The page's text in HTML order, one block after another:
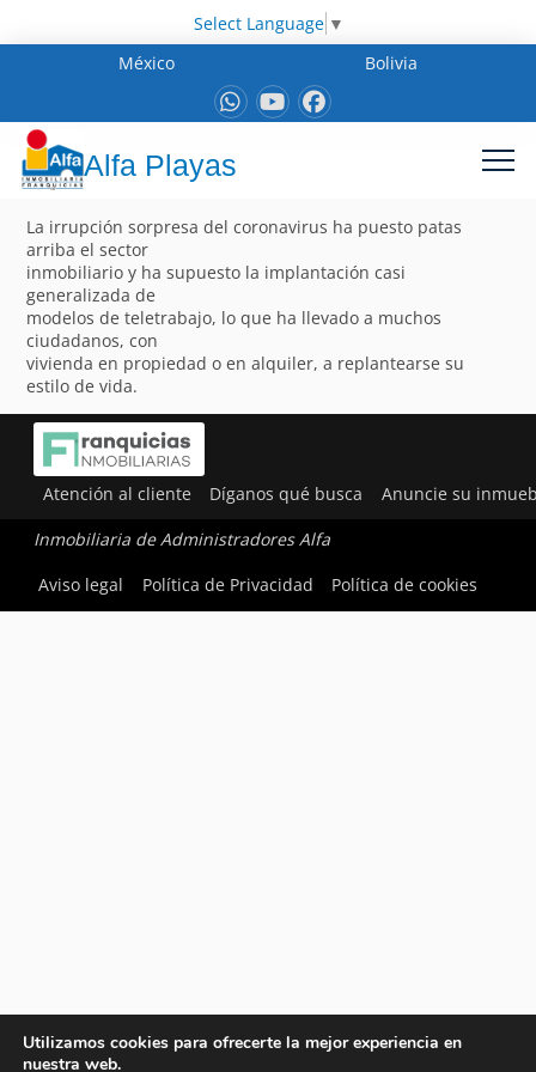
Select Language ▼
México
Bolivia
Alfa Playas
La irrupción sorpresa del coronavirus ha puesto patas
arriba el sector
inmobiliario y ha supuesto la implantación casi
generalizada de
modelos de teletrabajo, lo que ha llevado a muchos
ciudadanos, con
vivienda en propiedad o en alquiler, a replantearse su
estilo de vida.
Atención al cliente Díganos qué busca Anuncie su
Inmobiliaria de Administradores Alfa
Aviso legal
Política de Privacidad Política de cookies
Utilizamos cookies para ofrecerte la mejor experiencia en
nuestra web.